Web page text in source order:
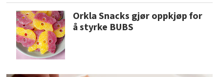
Orkla Snacks gjør oppkjøp for
å styrke BUBS